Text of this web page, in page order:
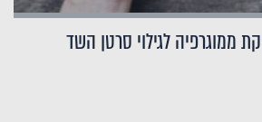
ממוגרפיה לגילוי סרטן השד